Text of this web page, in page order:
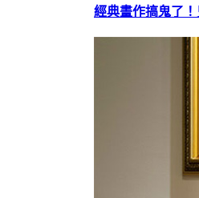
經典畫作搞鬼了